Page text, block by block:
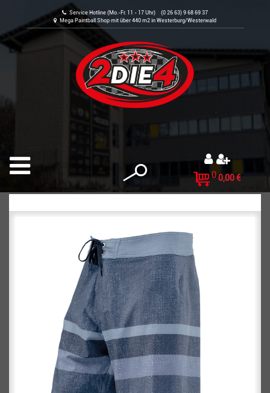
Service Hotline (Mo.-Fr. 11 - 17 Uhr) (0 26 63) 9 68 69 37
Mega Paintball Shop mit über 440 m2 in Westerburg/Westerwald
0 0,00 €